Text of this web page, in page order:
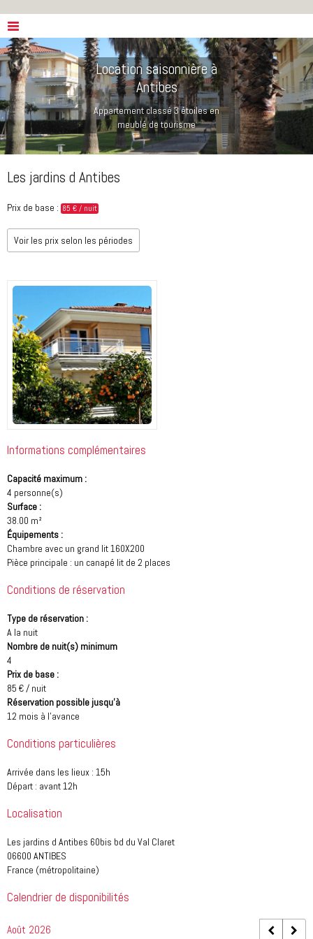
Location saisonnière à
Antibes
Appartement classé 3 étoiles en
meublé de tourisme
Les jardins d Antibes
Prix de base : 85 € / nuit
Voir les prix selon les périodes
Informations complémentaires
Capacité maximum :
4 personne(s)
Surface :
38.00 m²
Équipements :
Chambre avec un grand lit 160X200
Pièce principale : un canapé lit de 2 places
Conditions de réservation
Type de réservation :
A la nuit
Nombre de nuit(s) minimum
4
Prix de base :
85 € / nuit
Réservation possible jusqu'à
12 mois à l'avance
Conditions particulières
Arrivée dans les lieux : 15h
Départ : avant 12h
Localisation
Les jardins d Antibes 60bis bd du Val Claret
06600 ANTIBES
France (métropolitaine)
Calendrier de disponibilités
Août 2026